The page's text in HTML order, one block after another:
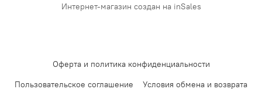
Интернет-магазин создан на inSales
Оферта и политика конфиденциальности
Пользовательское соглашение
Условия обмена и возврата